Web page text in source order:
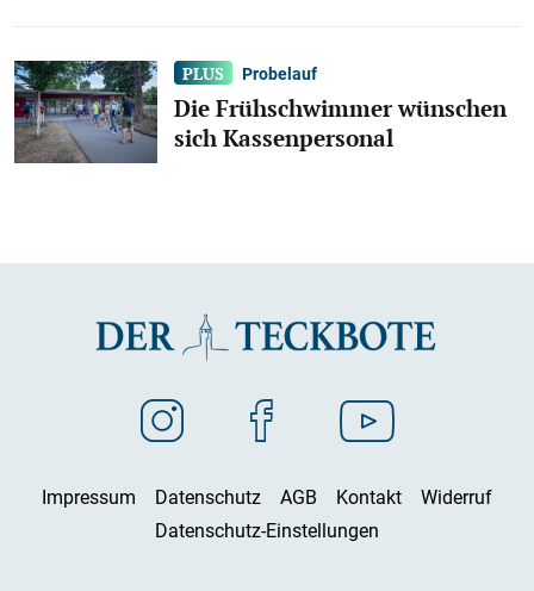
Probelauf
Die Frühschwimmer wünschen
sich Kassenpersonal
Impressum Datenschutz AGB Kontakt
Widerruf
Datenschutz-Einstellungen